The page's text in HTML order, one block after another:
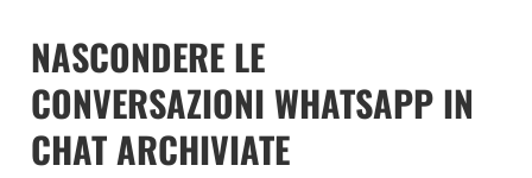
NASCONDERE LE
CONVERSAZIONI WHATSAPP IN
CHAT ARCHIVIATE